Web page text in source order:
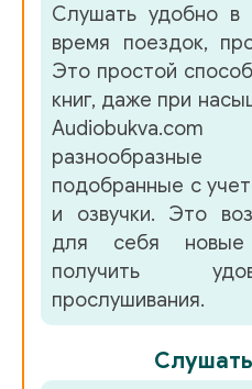
Слушать удобно
время поездок,
Это простой
книг, даже при
подобранные с
и озвучки. Это
для себя новые
получить
прослушивания.